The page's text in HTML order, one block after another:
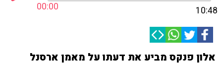
00:00 10:48
אלון פנקס מביע את דעתו על מאמן ארסנל